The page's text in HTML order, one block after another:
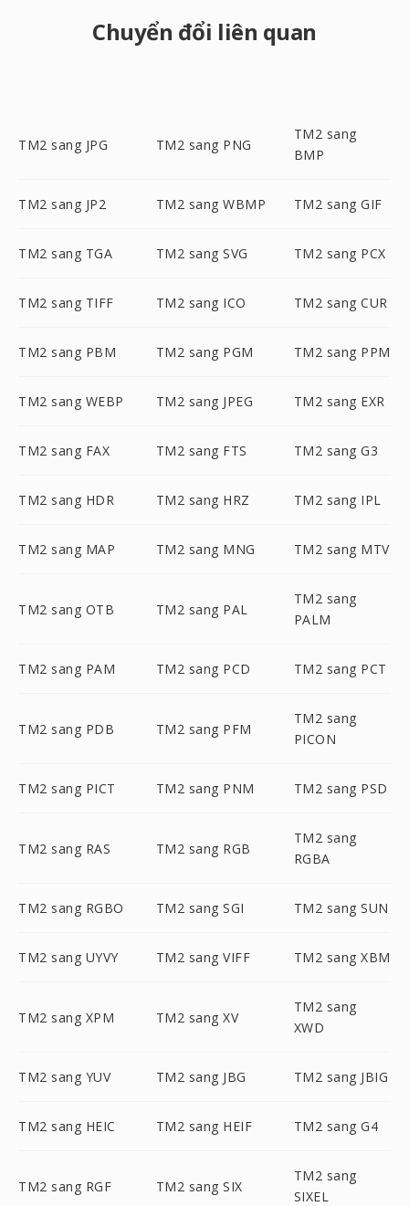
Chuyển đổi liên quan
TM2 sang JPG TM2 sang PNG
TM2 sang
BMP
TM2 sang JP2 TM2 sang WBMP TM2 sang GIF
TM2 sang TGA TM2 sang SVG TM2 sang PCX
TM2 sang TIFF TM2 sang ICO TM2 sang CUR
TM2 sang PBM TM2 sang PGM TM2 sang PPM
TM2 sang WEBP TM2 sang JPEG TM2 sang EXR
TM2 sang FAX TM2 sang FTS TM2 sang G3
TM2 sang HDR TM2 sang HRZ TM2 sang IPL
TM2 sang MAP TM2 sang MNG TM2 sang MTV
TM2 sang OTB TM2 sang PAL
TM2 sang
PALM
TM2 sang PAM TM2 sang PCD TM2 sang PCT
TM2 sang PDB TM2 sang PFM
TM2 sang
PICON
TM2 sang PICT TM2 sang PNM TM2 sang PSD
TM2 sang RAS TM2 sang RGB
TM2 sang
RGBA
TM2 sang RGBO TM2 sang SGI TM2 sang SUN
TM2 sang UYVY TM2 sang VIFF TM2 sang XBM
TM2 sang XPM TM2 sang XV
TM2 sang
XWD
TM2 sang YUV TM2 sang JBG TM2 sang JBIG
TM2 sang HEIC TM2 sang HEIF TM2 sang G4
TM2 sang RGF TM2 sang SIX
TM2 sang
SIXEL